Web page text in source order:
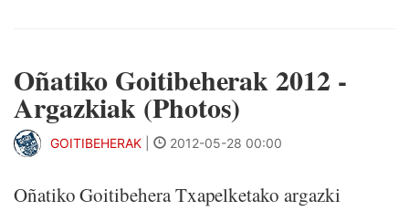
Oñatiko Goitibeherak 2012 -
Argazkiak (Photos)
GOITIBEHERAK 2012-05-28 00:00
Oñatiko Goitibehera Txapelketako argazki